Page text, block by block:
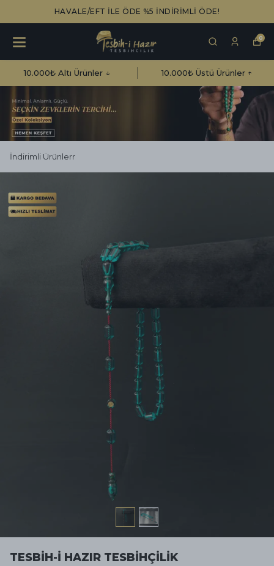
HAVALE/EFT İLE ÖDE %5 İNDİRİMLİ ÖDE!
0
10.000₺ Altı Ürünler ↓ 10.000₺ Üstü Ürünler ↑
İndirimli Ürünlerr
TESBİH-İ HAZIR TESBİHÇİLİK